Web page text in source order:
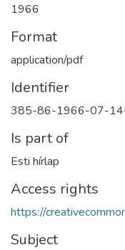
1966
Format
application/pdf
Identifier
385-86-1966-07-
Is part of
Esti hírlap
Access rights
https://
Subject